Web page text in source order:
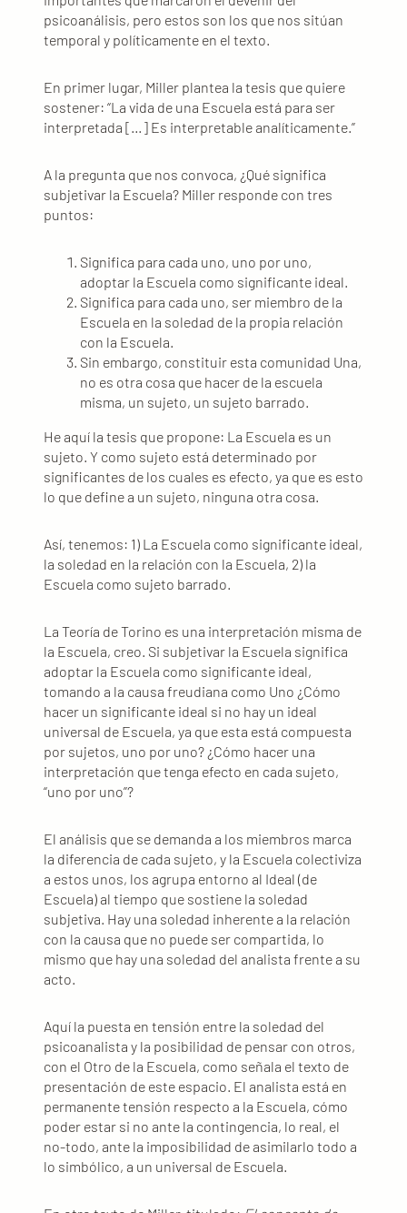
psicoanálisis, pero estos son los que nos sitúan
temporal y políticamente en el texto.
En primer lugar, Miller plantea la tesis que quiere
sostener: “La vida de una Escuela está para ser
interpretada […] Es interpretable analíticamente.”
A la pregunta que nos convoca, ¿Qué significa
subjetivar la Escuela? Miller responde con tres
puntos:
Significa para cada uno, uno por uno,
adoptar la Escuela como significante ideal.
Significa para cada uno, ser miembro de la
Escuela en la soledad de la propia relación
con la Escuela.
Sin embargo, constituir esta comunidad Una,
no es otra cosa que hacer de la escuela
misma, un sujeto, un sujeto barrado.
He aquí la tesis que propone: La Escuela es un
sujeto. Y como sujeto está determinado por
significantes de los cuales es efecto, ya que es esto
lo que define a un sujeto, ninguna otra cosa.
Así, tenemos: 1) La Escuela como significante ideal,
la soledad en la relación con la Escuela, 2) la
Escuela como sujeto barrado.
La Teoría de Torino es una interpretación misma de
la Escuela, creo. Si subjetivar la Escuela significa
adoptar la Escuela como significante ideal,
tomando a la causa freudiana como Uno ¿Cómo
hacer un significante ideal si no hay un ideal
universal de Escuela, ya que esta está compuesta
por sujetos, uno por uno? ¿Cómo hacer una
interpretación que tenga efecto en cada sujeto,
“uno por uno”?
El análisis que se demanda a los miembros marca
la diferencia de cada sujeto, y la Escuela colectiviza
a estos unos, los agrupa entorno al Ideal (de
Escuela) al tiempo que sostiene la soledad
subjetiva. Hay una soledad inherente a la relación
con la causa que no puede ser compartida, lo
mismo que hay una soledad del analista frente a su
acto.
Aquí la puesta en tensión entre la soledad del
psicoanalista y la posibilidad de pensar con otros,
con el Otro de la Escuela, como señala el texto de
presentación de este espacio. El analista está en
permanente tensión respecto a la Escuela, cómo
poder estar si no ante la contingencia, lo real, el
no-todo, ante la imposibilidad de asimilarlo todo a
lo simbólico, a un universal de Escuela.